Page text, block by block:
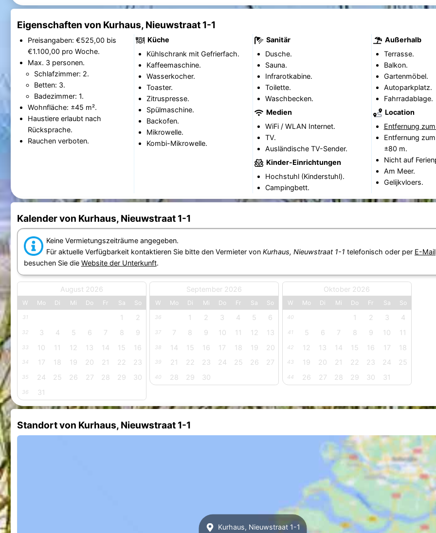
Eigenschaften von Kurhaus, Nieuwstraat 1-1
Preisangaben: €525,00 bis
€1.100,00 pro Woche.
Max. 3 personen.
Schlafzimmer: 2.
Betten: 3.
Badezimmer: 1.
Wohnfläche: ±45 m².
Haustiere erlaubt nach
Rücksprache.
Rauchen verboten.
Küche
Kühlschrank mit Gefrierfach.
Kaffeemaschine.
Wasserkocher.
Toaster.
Zitruspresse.
Spülmaschine.
Backofen.
Mikrowelle.
Kombi-Mikrowelle.
Sanitär
Dusche.
Sauna.
Infrarotkabine.
Toilette.
Waschbecken.
Medien
WiFi / WLAN Internet.
TV.
Ausländische TV-Sender.
Kinder-Einrichtungen
Hochstuhl (Kinderstuhl).
Campingbett.
Außerhalb
Terrasse.
Balkon.
Gartenmöbel.
Autoparkplatz.
Fahrradablage.
Location
Entfernung
Entfernung
±80 m.
Nicht auf
Am Meer.
Gelijkvloers.
Kalender von Kurhaus, Nieuwstraat 1-1
Keine Vermietungszeiträume angegeben.
Für aktuelle Verfügbarkeit kontaktieren Sie bitte den Vermieter von Kurhaus, Nieuwstraat 1-1 telefonisch oder per E-Mail
besuchen Sie die Website der Unterkunft.
August 2026
W Mo Di Mi Do Fr Sa So
31 1 2
32 3 4 5 6 7 8 9
33 10 11 12 13 14 15 16
34 17 18 19 20 21 22 23
35 24 25 26 27 28 29 30
36 31
September 2026
W Mo Di Mi Do Fr Sa So
36 1 2 3 4 5 6
37 7 8 9 10 11 12 13
38 14 15 16 17 18 19 20
39 21 22 23 24 25 26 27
40 28 29 30
Oktober 2026
W Mo Di Mi Do Fr Sa So
40 1 2 3 4
41 5 6 7 8 9 10 11
42 12 13 14 15 16 17 18
43 19 20 21 22 23 24 25
44 26 27 28 29 30 31
Standort von Kurhaus, Nieuwstraat 1-1
Kurhaus, Nieuwstraat 1-1